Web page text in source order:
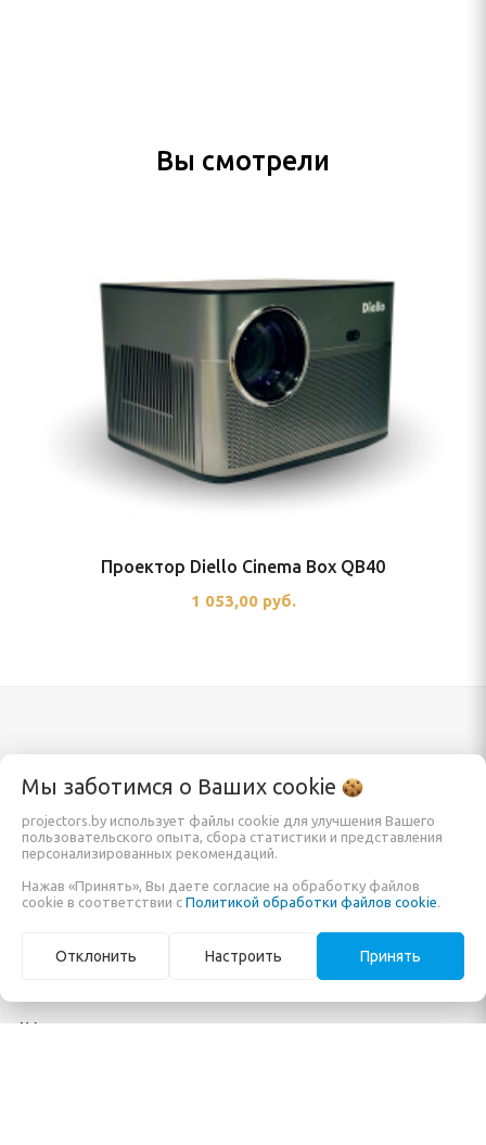
Вы смотрели
Проектор Diello Cinema Box QB40
1 053,00 руб.
Каталог
Проекторы
Экраны для проектора
Мониторы и панели
AV-коммутация
Информация
Заказать
О компании
покупке
Мы заботимся о Ваших cookie
projectors.by использует файлы cookie для улучшения Вашего
пользовательского опыта, сбора статистики и представления
персонализированных рекомендаций.
Нажав «Принять», Вы даете согласие на обработку файлов
cookie в соответствии с Политикой обработки файлов cookie.
Отклонить Настроить Принять